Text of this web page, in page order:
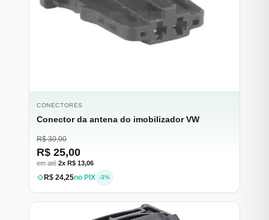
CONECTORES
Conector da antena do imobilizador VW
R$ 30,00
R$ 25,00
em até 2x R$ 13,06
R$ 24,25no PIX -3%